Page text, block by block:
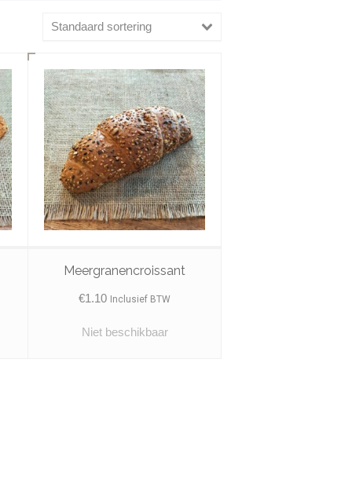
Standaard sortering
Meergranencroissant
€1.10 Inclusief BTW
Niet beschikbaar